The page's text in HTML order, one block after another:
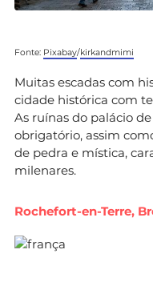
Fonte: Pixabay/kirkandmimi
Muitas escadas com
cidade histórica com
As ruínas do palácio
obrigatório, assim
de pedra e mística,
milenares.
Rochefort-en-Terre,